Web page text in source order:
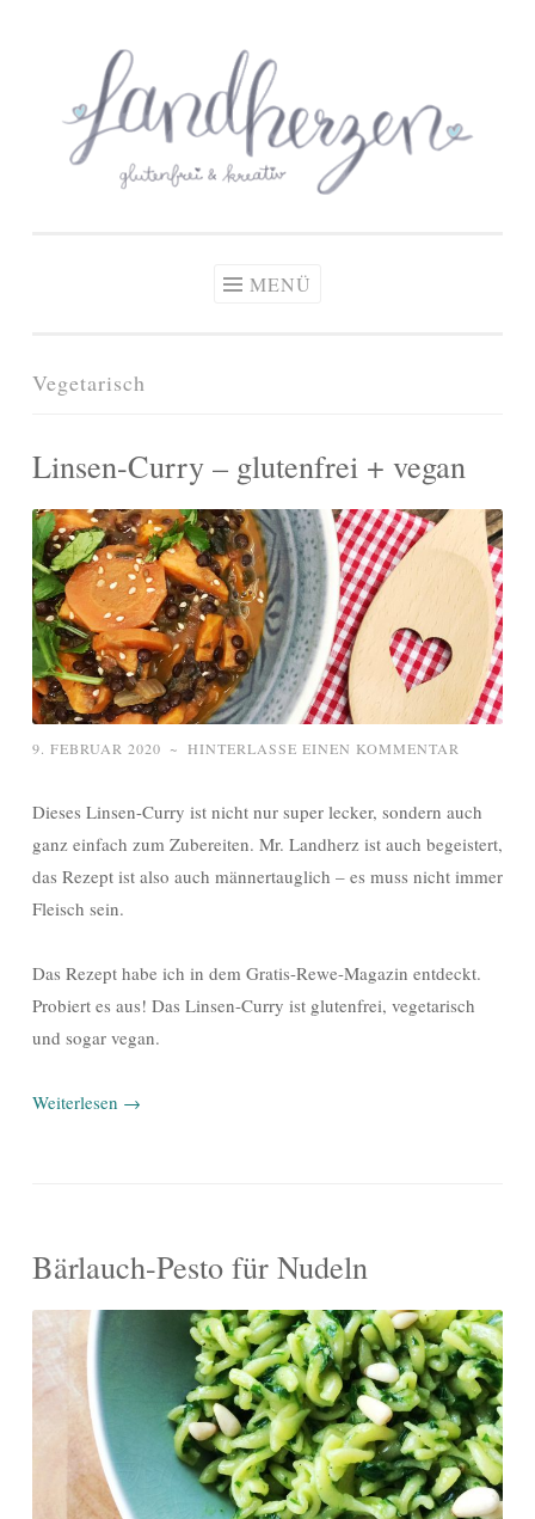
springen
Zöliakie, glutenfreie Ernährung
MENÜ
Vegetarisch
Linsen-Curry – glutenfrei + vegan
9. FEBRUAR 2020 ~ HINTERLASSE EINEN KOMMENTAR
Dieses Linsen-Curry ist nicht nur super lecker, sondern auch
ganz einfach zum Zubereiten. Mr. Landherz ist auch begeistert,
das Rezept ist also auch männertauglich – es muss nicht immer
Fleisch sein.
Das Rezept habe ich in dem Gratis-Rewe-Magazin entdeckt.
Probiert es aus! Das Linsen-Curry ist glutenfrei, vegetarisch
und sogar vegan.
Weiterlesen →
Bärlauch-Pesto für Nudeln